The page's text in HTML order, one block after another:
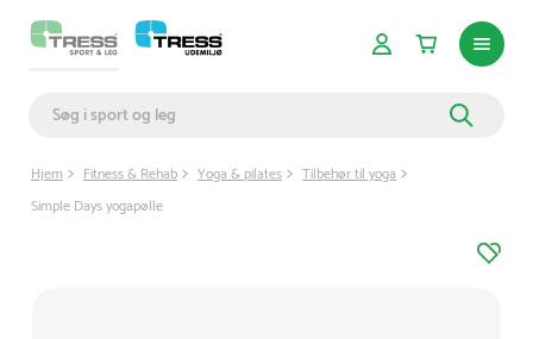
Hjem Fitness & Rehab Yoga & pilates
Tilbehør til yoga
Simple Days yogapølle